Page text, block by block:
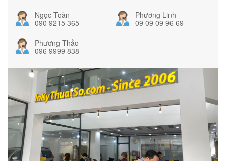
Ngọc Toàn
090 9215 365
Phương Linh
09 09 09 96 69
Phương Thảo
096 9999 838